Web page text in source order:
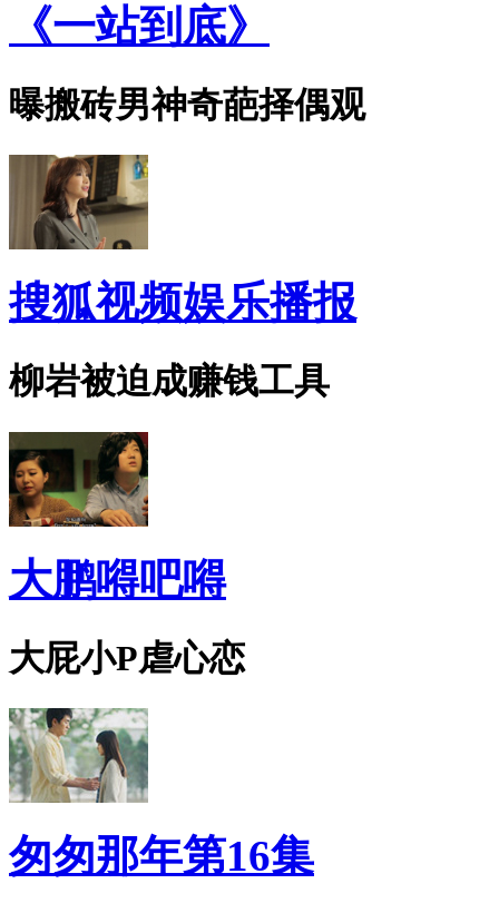
《一站到底》
曝搬砖男神奇葩择偶观
搜狐视频娱乐播报
柳岩被迫成赚钱工具
大鹏嘚吧嘚
大屁小P虐心恋
匆匆那年第16集